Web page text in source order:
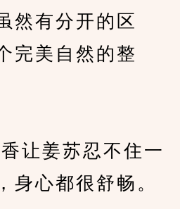
然有分开的区
完美自然的整
姜苏忍不住一
身心都很舒畅。